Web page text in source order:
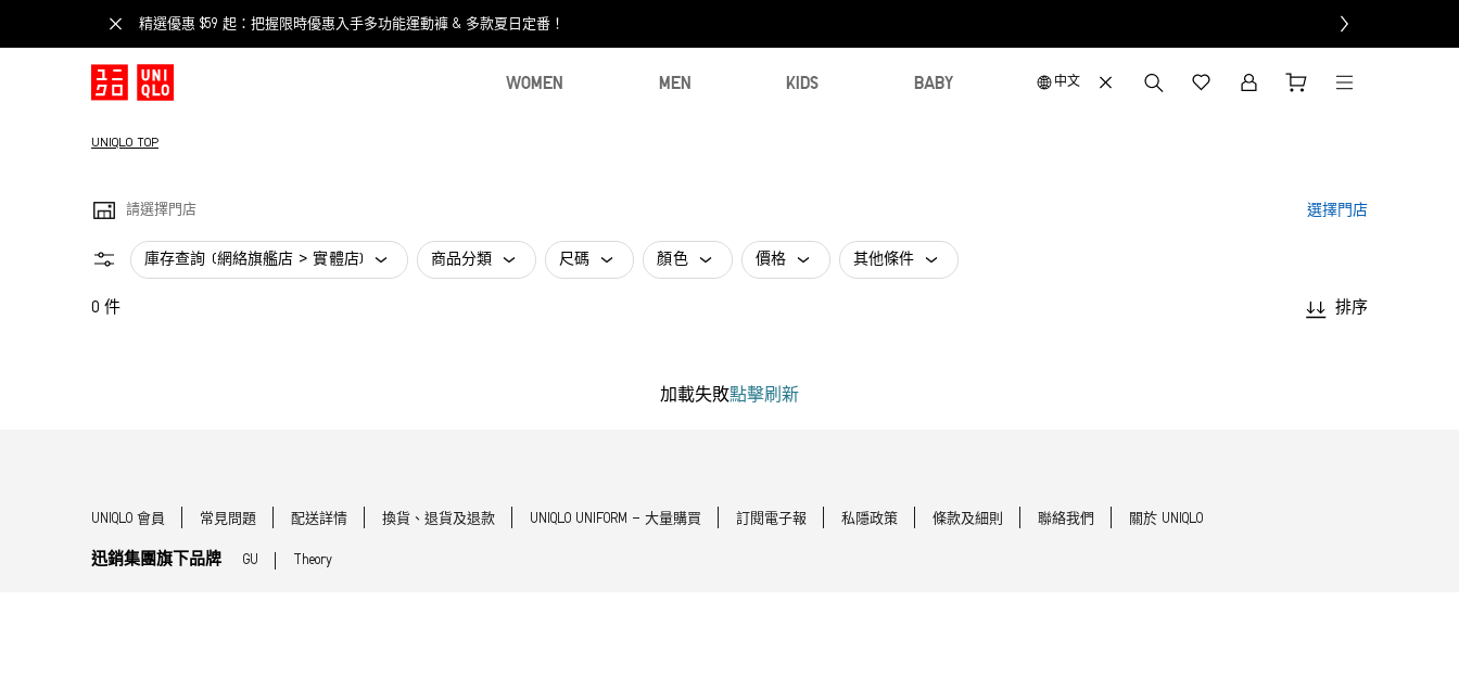
精選優惠 $59 起：把握限時優惠入手多功能運動褲 & 多款夏日定番！​
WOMEN MEN KIDS BABY 中文
UNIQLO TOP
請選擇門店 選擇門店
庫存查詢 (網絡旗艦店 > 實體店) 商品分類 尺碼 顏色 價格 其他條件
0 件 排序
加載失敗點擊刷新
UNIQLO 會員 常見問題 配送詳情 換貨、退貨及退款 UNIQLO UNIFORM - 大量購買 訂閱電子報 私隱政策 條款及細則 聯絡我們 關於 UNIQLO
迅銷集團旗下品牌 GU Theory